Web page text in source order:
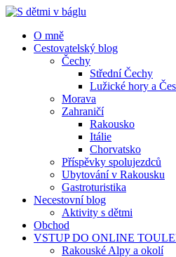
Menu
Menu
O mně
Cestovatelský blog
Čechy
Střední Čechy
Lužické hory a
Morava
Zahraničí
Rakousko
Itálie
Chorvatsko
Příspěvky spolujezdců
Ubytování v Rakousku
Gastroturistika
Necestovní blog
Aktivity s dětmi
Obchod
VSTUP DO ONLINE
Rakouské Alpy a okolí